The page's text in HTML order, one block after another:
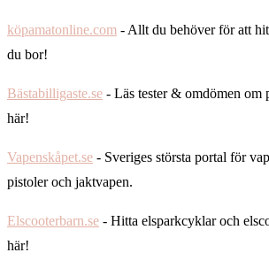
köpamatonline.com - Allt du behöver för att
du bor!
Bästabilligaste.se - Läs tester & omdömen om
här!
Vapenskåpet.se - Sveriges största portal för
pistoler och jaktvapen.
Elscooterbarn.se - Hitta elsparkcyklar och
här!